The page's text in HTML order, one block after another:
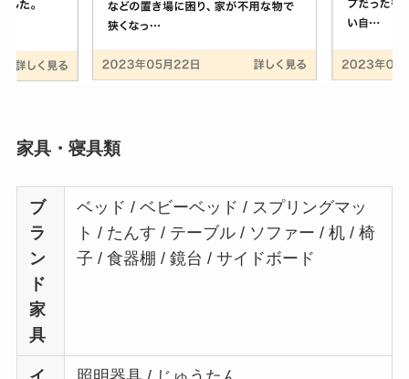
家具・寝具類
ブ
ラ
ン
ド
家
具
ベッド / ベビーベッド / スプリングマッ
ト / たんす / テーブル / ソファー / 机 / 椅
子 / 食器棚 / 鏡台 / サイドボード